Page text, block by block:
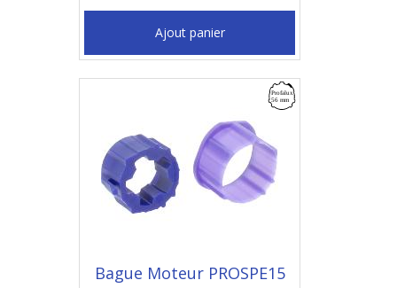
Ajout panier
Bague Moteur PROSPE15